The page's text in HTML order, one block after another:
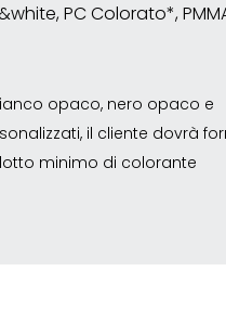
PC Colorato*,
opaco, nero opaco e
il cliente dovrà
minimo di colorante